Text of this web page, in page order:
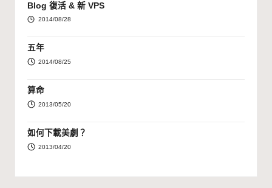
Blog 復活 & 新 VPS
2014/08/28
五年
2014/08/25
算命
2013/05/20
如何下載美劇？
2013/04/20